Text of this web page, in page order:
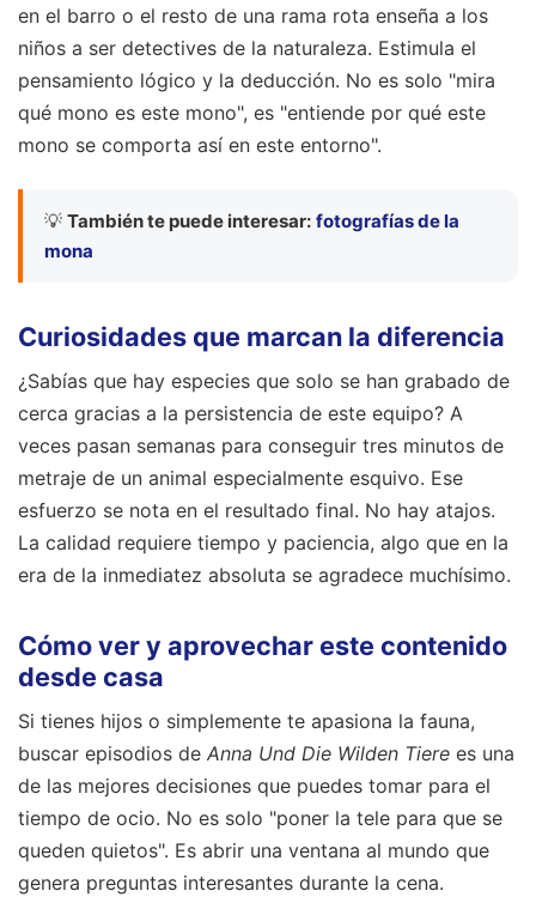
en el barro o el resto de una rama rota enseña a los
niños a ser detectives de la naturaleza. Estimula el
pensamiento lógico y la deducción. No es solo "mira
qué mono es este mono", es "entiende por qué este
mono se comporta así en este entorno".
💡 También te puede interesar: fotografías de la
mona
Curiosidades que marcan la diferencia
¿Sabías que hay especies que solo se han grabado de
cerca gracias a la persistencia de este equipo? A
veces pasan semanas para conseguir tres minutos de
metraje de un animal especialmente esquivo. Ese
esfuerzo se nota en el resultado final. No hay atajos.
La calidad requiere tiempo y paciencia, algo que en la
era de la inmediatez absoluta se agradece muchísimo.
Cómo ver y aprovechar este contenido
desde casa
Si tienes hijos o simplemente te apasiona la fauna,
buscar episodios de Anna Und Die Wilden Tiere es una
de las mejores decisiones que puedes tomar para el
tiempo de ocio. No es solo "poner la tele para que se
queden quietos". Es abrir una ventana al mundo que
genera preguntas interesantes durante la cena.